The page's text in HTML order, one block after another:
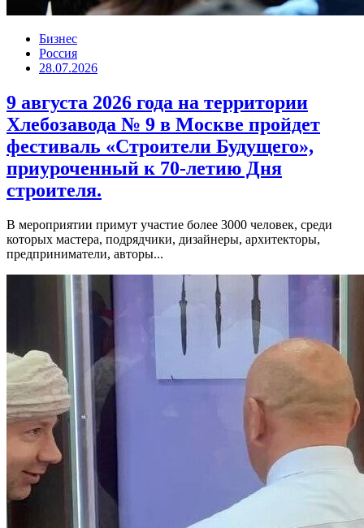
Бизнес
Россия
28.07.2026
9 августа 2026 года на территории
Хлебозавода № 9 в Москве пройдет
фестиваль «Строители Будущего»,
приуроченный к 70-летию Дня
строителя.
В мероприятии примут участие более 3000 человек, среди
которых мастера, подрядчики, дизайнеры, архитекторы,
предприниматели, авторы...